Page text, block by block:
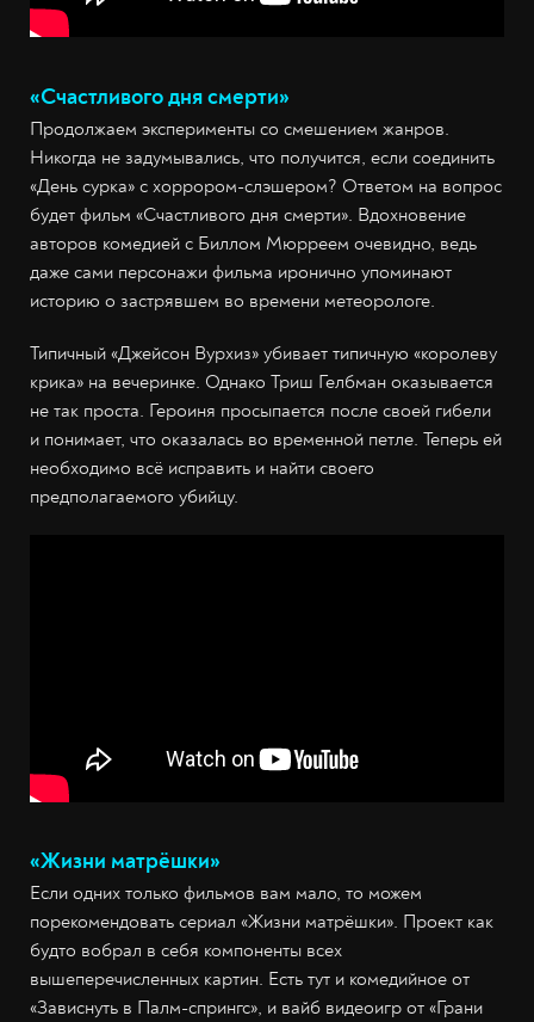
«Счастливого дня смерти»
Продолжаем эксперименты со смешением жанров.
Никогда не задумывались, что получится, если соединить
«День сурка» с хоррором-слэшером? Ответом на вопрос
будет фильм «Счастливого дня смерти». Вдохновение
авторов комедией с Биллом Мюрреем очевидно, ведь
даже сами персонажи фильма иронично упоминают
историю о застрявшем во времени метеорологе.
Типичный «Джейсон Вурхиз» убивает типичную «королеву
крика» на вечеринке. Однако Триш Гелбман оказывается
не так проста. Героиня просыпается после своей гибели
и понимает, что оказалась во временной петле. Теперь ей
необходимо всё исправить и найти своего
предполагаемого убийцу.
«Жизни матрёшки»
Если одних только фильмов вам мало, то можем
порекомендовать сериал «Жизни матрёшки». Проект как
будто вобрал в себя компоненты всех
вышеперечисленных картин. Есть тут и комедийное от
«Зависнуть в Палм-спрингс», и вайб видеоигр от «Грани